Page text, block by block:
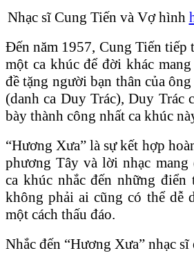
Nhạc sĩ Cung Tiến và Vợ hình
Đến năm 1957, Cung Tiến tiếp
một ca khúc để đời khác
đề tặng người bạn thân của
(danh ca Duy Trác), Duy Trác
bày thành công nhất ca khúc
“Hương Xưa” là sự kết hợp
phương Tây và lời nhạc
ca khúc nhắc đến những
không phải ai cũng có thể dễ
một cách thấu đáo.
Nhắc đến “Hương Xưa” nhạc sĩ